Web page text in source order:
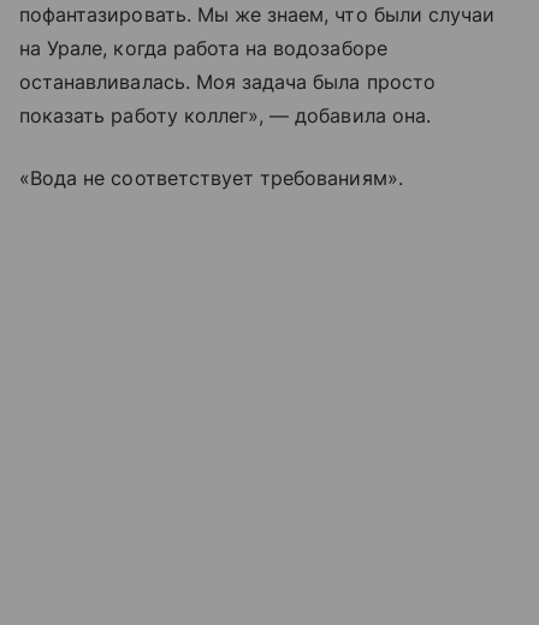
пофантазировать. Мы же знаем, что были случаи
на Урале, когда работа на водозаборе
останавливалась. Моя задача была просто
показать работу коллег», — добавила она.
«Вода не соответствует требованиям».